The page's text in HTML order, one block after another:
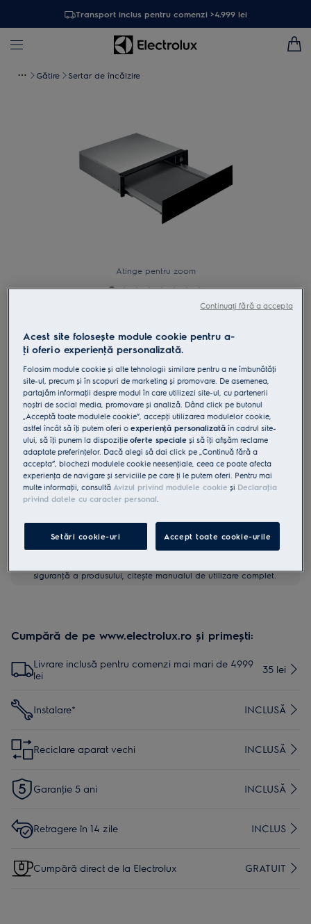
Transport inclus pentru comenzi >4.999 lei
Gătire Sertar de încălzire
Atinge pentru zoom
Sertar termic LBD4Z
5 (23)
Beneficii
Păstrați farfuriile și mâncarea gata de servire cu compartimentul de
păstrare la cald.
Compartimentul de păstrare la cald integrat menține mâncarea și
farfuriile calde.
Funcții simple cu control mecanic pentru păstrarea la cald.
siguranţă a produsului, citește manualul de utilizare complet.
Cumpără de pe www.electrolux.ro și primești:
Livrare inclusă pentru comenzi mai mari de 4999
lei
35 lei
Instalare* INCLUSĂ
Reciclare aparat vechi INCLUSĂ
Garanţie 5 ani INCLUSĂ
Retragere în 14 zile INCLUS
Cumpără direct de la Electrolux GRATUIT
Acest site folosește module cookie pentru a-
ţi oferi o experienţă personalizată.
Folosim module cookie și alte tehnologii similare pentru a ne îmbunătăţi
site-ul, precum și în scopuri de marketing și promovare. De asemenea,
partajăm informaţii despre modul în care utilizezi site-ul, cu partenerii
noștri de social media, promovare și analiză. Dând click pe butonul
„Acceptă toate modulele cookie”, accepţi utilizarea modulelor cookie,
astfel încât să îţi putem oferi oexperienţă personalizată în cadrul site-
ului, să îţi punem la dispoziţieoferte speciale și să îţi afișăm reclame
adaptate preferinţelor. Dacă alegi să dai click pe „Continuă fără a
accepta”, blochezi modulele cookie neesenţiale, ceea ce poate afecta
experienţa de navigare și serviciile pe care ţi le putem oferi. Pentru mai
multe informaţii, consultăAvizul privind modulele cookie și Declaraţia
privind datele cu caracter personal.
Setări cookie-uri Accept toate cookie-urile
Continuați fără a accepta